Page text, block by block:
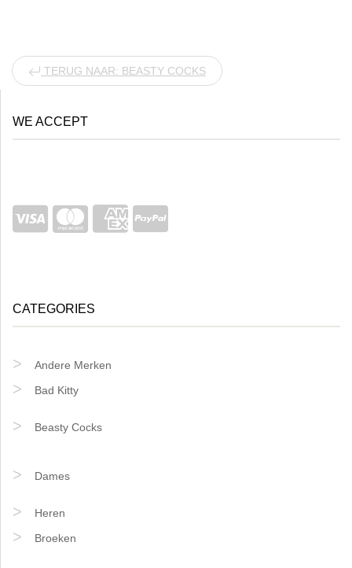
TERUG NAAR: BEASTY COCKS
WE ACCEPT
CATEGORIES
Andere Merken
Bad Kitty
Beasty Cocks
Dames
Heren
Broeken